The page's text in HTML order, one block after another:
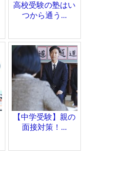
高校受験の塾はい
つから通う...
【中学受験】親の
面接対策！...